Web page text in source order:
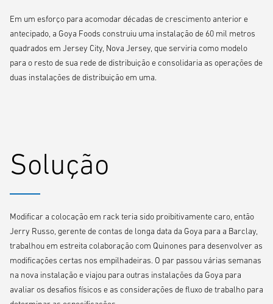
Em um esforço para acomodar décadas de crescimento anterior e
antecipado, a Goya Foods construiu uma instalação de 60 mil metros
quadrados em Jersey City, Nova Jersey, que serviria como modelo
para o resto de sua rede de distribuição e consolidaria as operações de
duas instalações de distribuição em uma.
Solução
Modificar a colocação em rack teria sido proibitivamente caro, então
Jerry Russo, gerente de contas de longa data da Goya para a Barclay,
trabalhou em estreita colaboração com Quinones para desenvolver as
modificações certas nos empilhadeiras. O par passou várias semanas
na nova instalação e viajou para outras instalações da Goya para
avaliar os desafios físicos e as considerações de fluxo de trabalho para